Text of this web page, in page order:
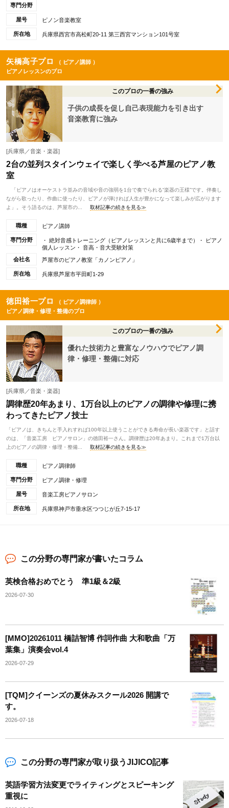
専門分野
屋号 ピノン音楽教室
所在地 兵庫県西宮市高松町20-11 第三西宮マンション101号室
矢橋高子プロ
（ ピアノ講師 ）
ピアノレッスンのプロ
このプロの一番の強み
子供の成長を促し自己表現能力を引き出す
音楽教育に強み
[兵庫県／音楽・楽器]
2台の並列スタインウェイで楽しく学べる芦屋のピアノ教
室
「ピアノはオーケストラ並みの音域や音の強弱を1台で奏でられる“楽器の王様”です。伴奏し
ながら歌ったり、作曲に使ったり、ピアノが弾ければ人生が豊かになって楽しみが広がります
よ」。そう語るのは、芦屋市の...
取材記事の続きを見る≫
職種 ピアノ講師
専門分野
・ 絶対音感トレーニング（ピアノレッスンと共に6歳半まで）・ ピアノ
個人レッスン・ 音高・音大受験対策
会社名
芦屋市のピアノ教室「カノンピアノ」
所在地 兵庫県芦屋市平田町1-29
徳田裕一プロ
（ ピアノ調律師 ）
ピアノ調律・修理・整備のプロ
このプロの一番の強み
優れた技術力と豊富なノウハウでピアノ調
律・修理・整備に対応
[兵庫県／音楽・楽器]
調律歴20年あまり、1万台以上のピアノの調律や修理に携
わってきたピアノ技士
「ピアノは、きちんと手入れすれば100年以上使うことができる寿命が長い楽器です」と話す
のは、「音楽工房 ピアノサロン」の徳田裕一さん。調律歴は20年あまり。これまで1万台以
上のピアノの調律・修理・整備...
取材記事の続きを見る≫
職種 ピアノ調律師
専門分野 ピアノ調律・修理
屋号 音楽工房ピアノサロン
所在地 兵庫県神戸市垂水区つつじが丘7-15-17
この分野の専門家が書いたコラム
英検合格おめでとう 準1級＆2級
2026-07-30
[MMO]20261011 橋詰智博 作詞作曲 大和歌曲「万
葉集」演奏会vol.4
2026-07-29
[TQM]クイーンズの夏休みスクール2026 開講で
す。
2026-07-18
この分野の専門家が取り扱うJIJICO記事
英語学習方法変更でライティングとスピーキング
重視に